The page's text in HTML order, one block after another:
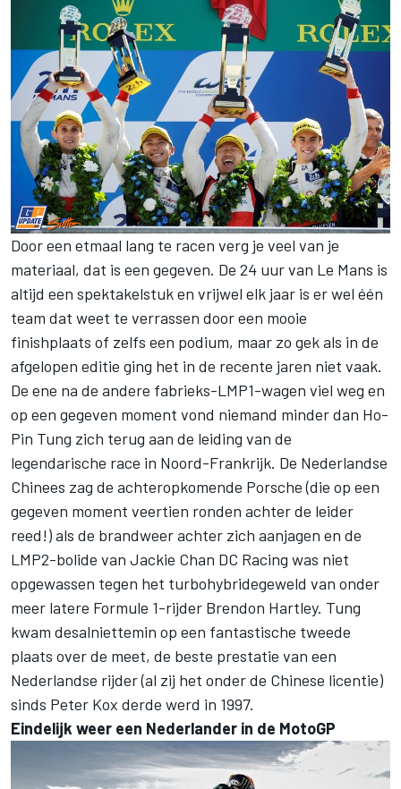
Door een etmaal lang te racen verg je veel van je
materiaal, dat is een gegeven. De 24 uur van Le Mans is
altijd een spektakelstuk en vrijwel elk jaar is er wel één
team dat weet te verrassen door een mooie
finishplaats of zelfs een podium, maar zo gek als in de
afgelopen editie ging het in de recente jaren niet vaak.
De ene na de andere fabrieks-LMP1-wagen viel weg en
op een gegeven moment vond niemand minder dan Ho-
Pin Tung zich terug aan de leiding van de
legendarische race in Noord-Frankrijk. De Nederlandse
Chinees zag de achteropkomende Porsche (die op een
gegeven moment veertien ronden achter de leider
reed!) als de brandweer achter zich aanjagen en de
LMP2-bolide van Jackie Chan DC Racing was niet
opgewassen tegen het turbohybridegeweld van onder
meer latere Formule 1-rijder Brendon Hartley. Tung
kwam desalniettemin op een fantastische tweede
plaats over de meet, de beste prestatie van een
Nederlandse rijder (al zij het onder de Chinese licentie)
sinds Peter Kox derde werd in 1997.
Eindelijk weer een Nederlander in de MotoGP